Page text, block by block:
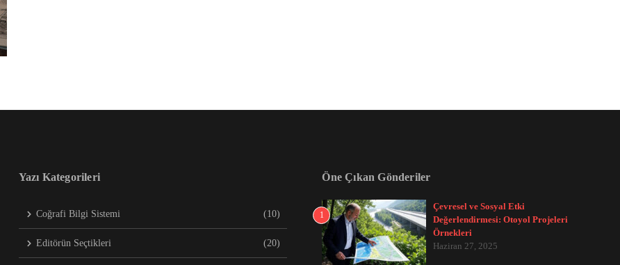
Yazı Kategorileri
Coğrafi Bilgi Sistemi (10)
Editörün Seçtikleri (20)
Öne Çıkan Gönderiler
1
Çevresel ve Sosyal Etki
Değerlendirmesi: Otoyol Projeleri
Örnekleri
Haziran 27, 2025